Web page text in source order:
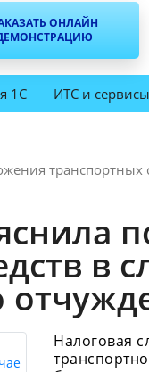
ОНЛАЙН
1С ИТС и сервисы
в
Налоговая